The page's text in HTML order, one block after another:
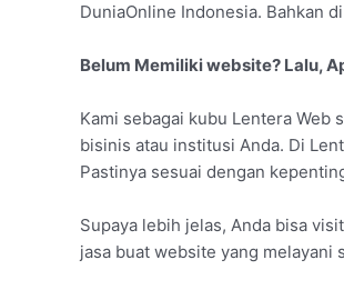
DuniaOnline Indonesia. Bahkan
Belum Memiliki website? Lalu,
Kami sebagai kubu Lentera
bisinis atau institusi Anda. Di
Pastinya sesuai dengan
Supaya lebih jelas, Anda bisa
jasa buat website yang melayani